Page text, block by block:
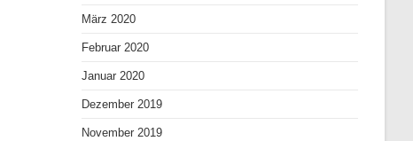
März 2020
Februar 2020
Januar 2020
Dezember 2019
November 2019